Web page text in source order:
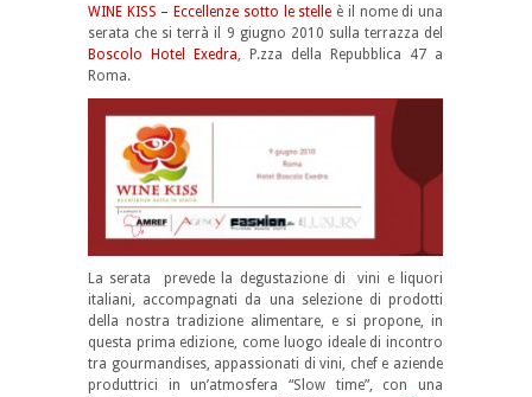
WINE KISS – Eccellenze sotto le stelle è il nome di una
serata che si terrà il 9 giugno 2010 sulla terrazza del
Boscolo Hotel Exedra , P.zza della Repubblica 47 a
Roma.
La serata prevede la degustazione di vini e liquori
italiani, accompagnati da una selezione di prodotti
della nostra tradizione alimentare, e si propone, in
questa prima edizione, come luogo ideale di incontro
tra gourmandises, appassionati di vini, chef e aziende
produttrici in un’atmosfera “Slow time”, con una